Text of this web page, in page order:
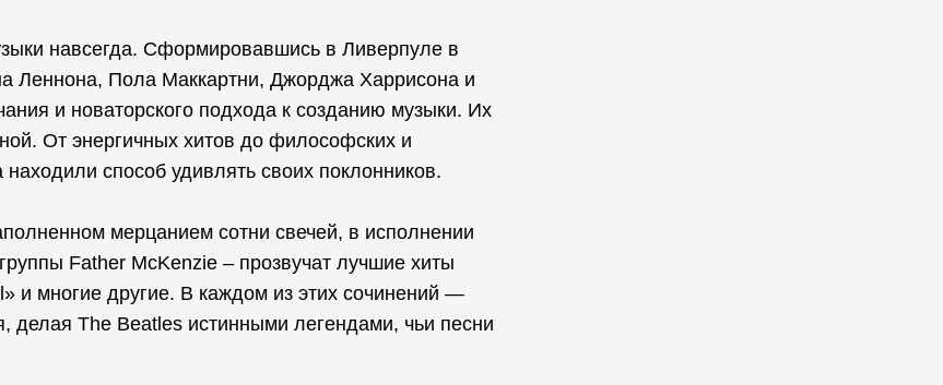
навсегда. Сформировавшись в Ливерпуле в
Леннона, Пола Маккартни, Джорджа Харрисона и
и новаторского подхода к созданию музыки. Их
От энергичных хитов до философских и
способ удивлять своих поклонников.
мерцанием сотни свечей, в исполнении
Father McKenzie – прозвучат лучшие хиты
и многие другие. В каждом из этих сочинений —
делая The Beatles истинными легендами, чьи песни